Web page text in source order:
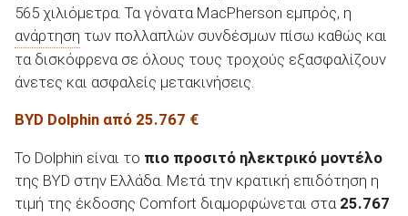
565 χιλιόμετρα. Τα γόνατα MacPherson εμπρός, η
ανάρτηση των πολλαπλών συνδέσμων πίσω καθώς και
τα δισκόφρενα σε όλους τους τροχούς εξασφαλίζουν
άνετες και ασφαλείς μετακινήσεις.
BYD Dolphin από 25.767 €
Το Dolphin είναι το πιο προσιτό ηλεκτρικό μοντέλο
της BYD στην Ελλάδα. Μετά την κρατική επιδότηση η
τιμή της έκδοσης Comfort διαμορφώνεται στα 25.767